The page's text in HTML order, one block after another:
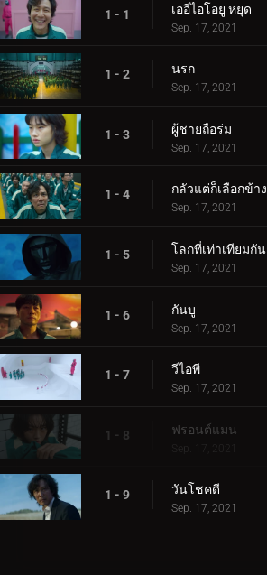
1 - 1 เออีไอโอยู หยุด
Sep. 17, 2021
1 - 2 นรก
Sep. 17, 2021
1 - 3 ผู้ชายถือร่ม
Sep. 17, 2021
1 - 4 กลัวแต่ก็เลือกข้าง
Sep. 17, 2021
1 - 5 โลกที่เท่าเทียมกัน
Sep. 17, 2021
1 - 6 กันบู
Sep. 17, 2021
1 - 7 วีไอพี
Sep. 17, 2021
1 - 8 ฟรอนต์แมน
Sep. 17, 2021
1 - 9 วันโชคดี
Sep. 17, 2021